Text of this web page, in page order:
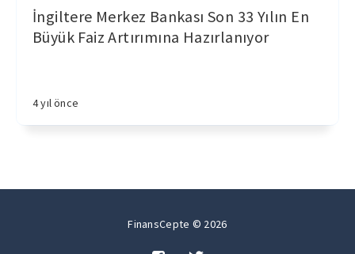
İngiltere Merkez Bankası Son 33 Yılın En
Büyük Faiz Artırımına Hazırlanıyor
4 yıl önce
FinansCepte © 2026